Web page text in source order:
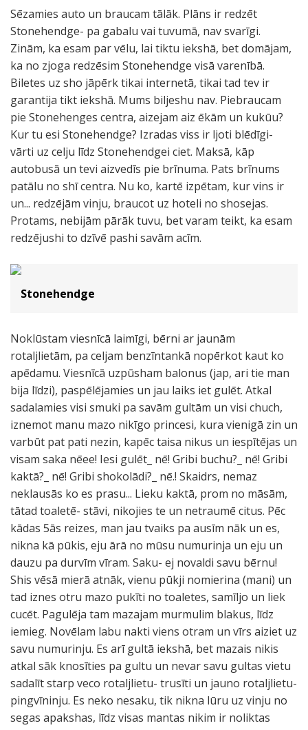
Sēzamies auto un braucam tālāk. Plāns ir redzēt
Stonehendge- pa gabalu vai tuvumā, nav svarīgi.
Zinām, ka esam par vēlu, lai tiktu iekshā, bet domājam,
ka no zjoga redzēsim Stonehendge visā varenībā.
Biletes uz sho jāpērk tikai internetā, tikai tad tev ir
garantija tikt iekshā. Mums biljeshu nav. Piebraucam
pie Stonehenges centra, aizejam aiz ēkām un kukūu?
Kur tu esi Stonehendge? Izradas viss ir ljoti blēdīgi-
vārti uz celju līdz Stonehendgei ciet. Maksā, kāp
autobusā un tevi aizvedīs pie brīnuma. Pats brīnums
patālu no shī centra. Nu ko, kartē izpētam, kur vins ir
un... redzējām vinju, braucot uz hoteli no shosejas.
Protams, nebijām pārāk tuvu, bet varam teikt, ka esam
redzējushi to dzīvē pashi savām acīm.
Stonehendge
Noklūstam viesnīcā laimīgi, bērni ar jaunām
rotaljlietām, pa celjam benzīntankā nopērkot kaut ko
apēdamu. Viesnīcā uzpūsham balonus (jap, ari tie man
bija līdzi), paspēlējamies un jau laiks iet gulēt. Atkal
sadalamies visi smuki pa savām gultām un visi chuch,
iznemot manu mazo nikīgo princesi, kura vienigā zin un
varbūt pat pati nezin, kapēc taisa nikus un iespītējas un
visam saka nēee! Iesi gulēt_ nē! Gribi buchu?_ nē! Gribi
kaktā?_ nē! Gribi shokolādi?_ nē.! Skaidrs, nemaz
neklausās ko es prasu... Lieku kaktā, prom no māsām,
tātad toaletē- stāvi, nikojies te un netraumē citus. Pēc
kādas 5ās reizes, man jau tvaiks pa ausīm nāk un es,
nikna kā pūkis, eju ārā no mūsu numurinja un eju un
dauzu pa durvīm vīram. Saku- ej novaldi savu bērnu!
Shis vēsā mierā atnāk, vienu pūkji nomierina (mani) un
tad iznes otru mazo pukīti no toaletes, samīljo un liek
cucēt. Pagulēja tam mazajam murmulim blakus, līdz
iemieg. Novēlam labu nakti viens otram un vīrs aiziet uz
savu numurinju. Es arī gultā iekshā, bet mazais nikis
atkal sāk knosīties pa gultu un nevar savu gultas vietu
sadalīt starp veco rotaljlietu- trusīti un jauno rotaljlietu-
pingvīninju. Es neko nesaku, tik nikna lūru uz vinju no
segas apakshas, līdz visas mantas nikim ir noliktas